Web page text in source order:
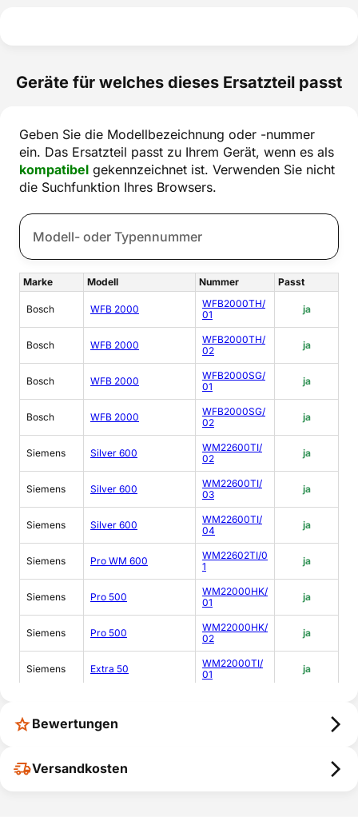
Geräte für welches dieses Ersatzteil passt
Geben Sie die Modellbezeichnung oder -nummer
ein. Das Ersatzteil passt zu Ihrem Gerät, wenn es als
kompatibel gekennzeichnet ist. Verwenden Sie nicht
die Suchfunktion Ihres Browsers.
Marke Modell Nummer Passt
Bosch WFB 2000
WFB2000TH/
01
ja
Bosch WFB 2000
WFB2000TH/
02
ja
Bosch WFB 2000
WFB2000SG/
01
ja
Bosch WFB 2000
WFB2000SG/
02
ja
Siemens Silver 600
WM22600TI/
02
ja
Siemens Silver 600
WM22600TI/
03
ja
Siemens Silver 600
WM22600TI/
04
ja
Siemens Pro WM 600
WM22602TI/0
1
ja
Siemens Pro 500
WM22000HK/
01
ja
Siemens Pro 500
WM22000HK/
02
ja
Siemens Extra 50
WM22000TI/
01
ja
Siemens Top 500
Bewertungen
Versandkosten